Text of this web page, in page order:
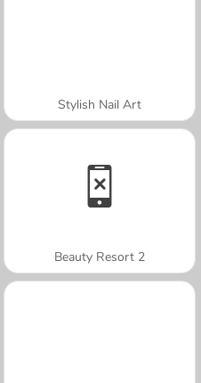
Stylish Nail Art
Beauty Resort 2